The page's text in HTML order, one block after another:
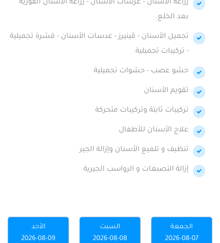
زراعة الأسنان - غرسات الاسنان - زراعة الأسنان الفورية
بعد الخلع.
تجميل الأسنان - ڤينيرز - عدسات الأسنان - قشرة تجميلية
- تركيبات تجميلية.
حشو عصب - حشوات تجميلية
تقويم الأسنان
تركيبات ثابتة وتركيبات متحركة
علاج الأسنان للأطفال
تنظيف و تلميع الأسنان وإزالة الجير
إزالة التصبغات و الرواسب الجيرية
الجمعة
2026-08-07
السبت
2026-08-08
الأحد
2026-08-09